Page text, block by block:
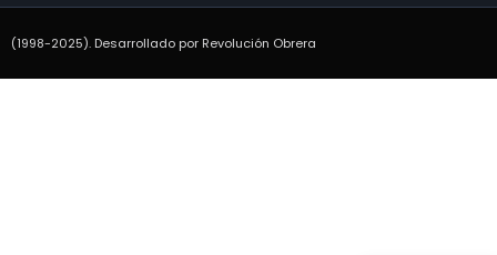
(1998-2025). Desarrollado por Revolución Obrera